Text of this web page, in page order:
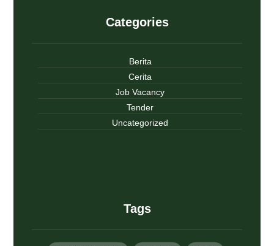
Categories
Berita
Cerita
Job Vacancy
Tender
Uncategorized
Tags